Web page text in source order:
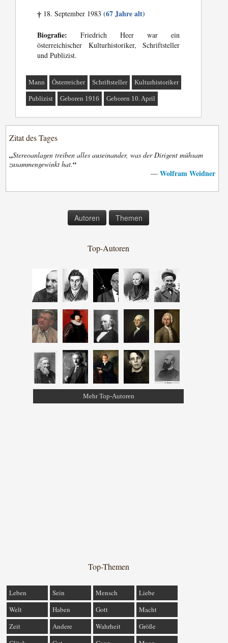
† 18. September 1983(67 Jahre alt)
Biografie: Friedrich Heer war ein
österreichischer Kulturhistoriker, Schriftsteller
und Publizist.
Mann Österreicher Schriftsteller Kulturhistoriker
Publizist Geboren 1916 Geboren 10. April
Zitat des Tages
„Stereoanlagen treiben alles auseinander, was der Dirigent mühsam
zusammengewinkt hat.“
— Wolfram Weidner
Autoren Themen
Top-Autoren
Mehr Top-Autoren
Top-Themen
Leben Sein Mensch
Liebe
Welt
Haben Gott
Macht
Zeit
Andere Wahrheit
Größe